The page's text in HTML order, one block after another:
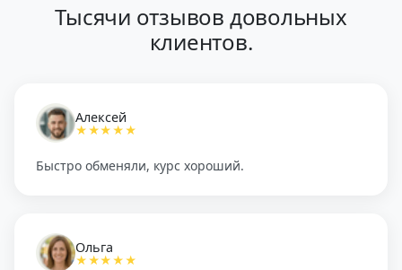
Тысячи отзывов довольных
клиентов.
Алексей
★★★★★
Быстро обменяли, курс хороший.
Ольга
★★★★★